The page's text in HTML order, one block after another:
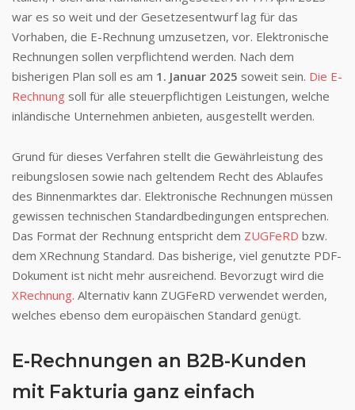
war es so weit und der Gesetzesentwurf lag für das
Vorhaben, die E-Rechnung umzusetzen, vor. Elektronische
Rechnungen sollen verpflichtend werden. Nach dem
bisherigen Plan soll es am 1. Januar 2025 soweit sein. Die E-
Rechnung soll für alle steuerpflichtigen Leistungen, welche
inländische Unternehmen anbieten, ausgestellt werden.
Grund für dieses Verfahren stellt die Gewährleistung des
reibungslosen sowie nach geltendem Recht des Ablaufes
des Binnenmarktes dar. Elektronische Rechnungen müssen
gewissen technischen Standardbedingungen entsprechen.
Das Format der Rechnung entspricht dem ZUGFeRD bzw.
dem XRechnung Standard. Das bisherige, viel genutzte PDF-
Dokument ist nicht mehr ausreichend. Bevorzugt wird die
XRechnung. Alternativ kann ZUGFeRD verwendet werden,
welches ebenso dem europäischen Standard genügt.
E-Rechnungen an B2B-Kunden
mit Fakturia ganz einfach